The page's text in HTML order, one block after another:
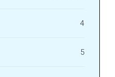
4
5